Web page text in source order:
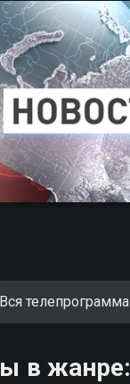
Вся телепрограмма
в жанре: